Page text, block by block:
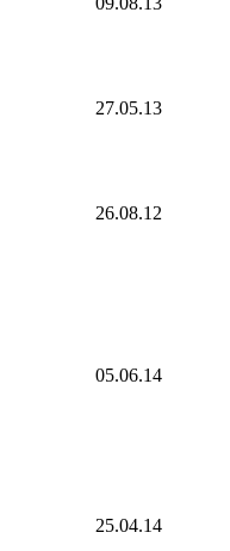
27.05.13
26.08.12
05.06.14
25.04.14